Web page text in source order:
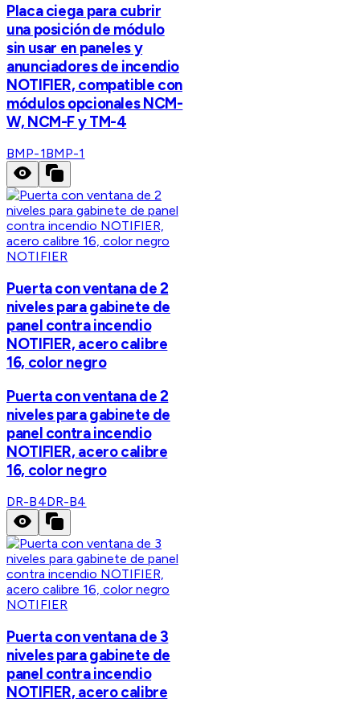
Placa ciega para cubrir
una posición de módulo
sin usar en paneles y
anunciadores de incendio
NOTIFIER, compatible con
módulos opcionales NCM-
W, NCM-F y TM-4
BMP-1BMP-1
NOTIFIER
Puerta con ventana de 2
niveles para gabinete de
panel contra incendio
NOTIFIER, acero calibre
16, color negro
Puerta con ventana de 2
niveles para gabinete de
panel contra incendio
NOTIFIER, acero calibre
16, color negro
DR-B4DR-B4
NOTIFIER
Puerta con ventana de 3
niveles para gabinete de
panel contra incendio
NOTIFIER, acero calibre